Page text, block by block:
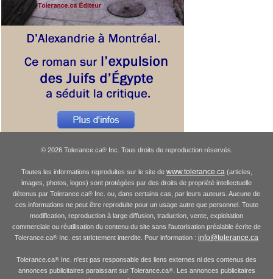
© 2026 Tolerance.ca®Inc. Tous droits de reproduction réservés.
Toutes les informations reproduites sur le site de www.tolerance.ca(articles,
images, photos, logos) sont protégées par des droits de propriété intellectuelle
détenus par Tolerance.ca® Inc. ou, dans certains cas, par leurs auteurs. Aucune de
ces informations ne peut être reproduite pour un usage autre que personnel. Toute
modification, reproduction à large diffusion, traduction, vente, exploitation
commerciale ou réutilisation du contenu du site sans l'autorisation préalable écrite de
Tolerance.ca® Inc. est strictement interdite. Pour information : info@tolerance.ca
Tolerance.ca® Inc. n'est pas responsable des liens externes ni des contenus des
annonces publicitaires paraissant sur Tolerance.ca®. Les annonces publicitaires